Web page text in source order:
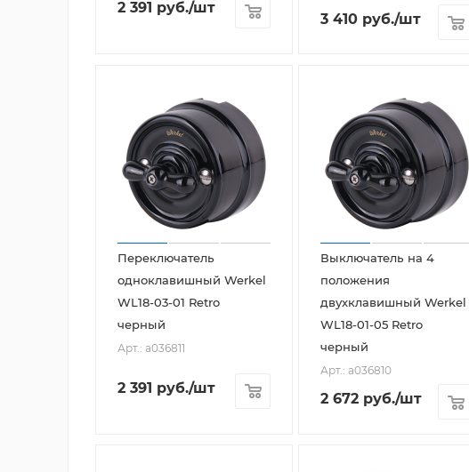
2 391 руб./шт
3 410 руб./шт
Переключатель
одноклавишный Werkel
WL18-03-01 Retro
черный
Арт.: a036811
2 391 руб./шт
Выключатель на 4
положения
двухклавишный Werkel
WL18-01-05 Retro
черный
Арт.: a036810
2 672 руб./шт